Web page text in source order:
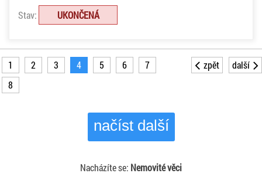
Stav: UKONČENÁ
1 2 3 4 5 6
7
8
zpět další
načíst další
Nacházíte se: Nemovité věci